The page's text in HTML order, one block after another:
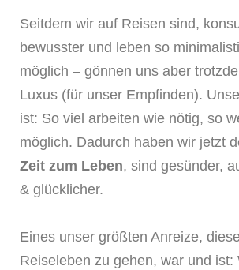
Seitdem wir auf Reisen sind,
bewusster und leben so
möglich – gönnen uns aber
Luxus (für unser Empfinden).
ist: So viel arbeiten wie nötig, so
möglich. Dadurch haben wir jetzt
Zeit zum Leben, sind gesünder,
& glücklicher.
Eines unser größten Anreize,
Reiseleben zu gehen, war und ist: